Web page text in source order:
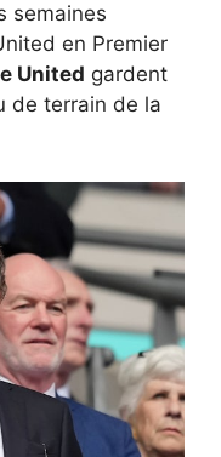
semaines
en Premier
United gardent
de terrain de la